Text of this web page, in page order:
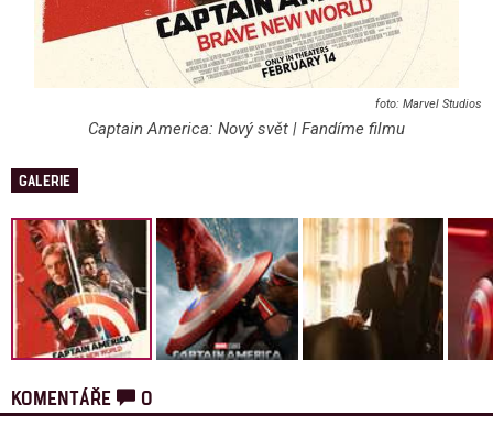
Marvel Studios
Captain America: Nový svět | Fandíme filmu
GALERIE
KOMENTÁŘE 0